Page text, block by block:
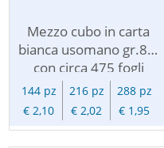
Mezzo cubo in carta
bianca usomano gr.80.
con circa 475 fogli
incollati su un lato.
Personalizzato con
stampa ad un colore
144 pz 216 pz
288 pz
€ 2,10
€ 2,02 € 1,95